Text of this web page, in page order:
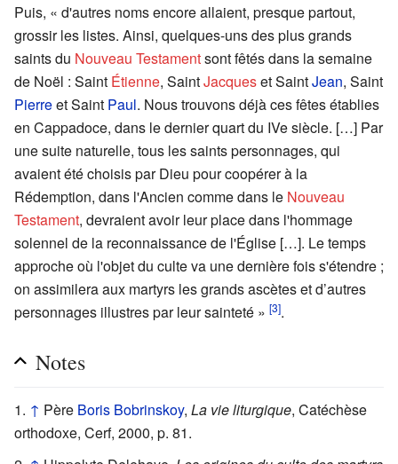
Puis, « d'autres noms encore allaient, presque partout,
grossir les listes. Ainsi, quelques-uns des plus grands
saints du Nouveau Testamentsont fêtés dans la semaine
de Noël : Saint Étienne, SaintJacqueset SaintJean, Saint
Pierreet Saint Paul. Nous trouvons déjà ces fêtes établies
en Cappadoce, dans le dernier quart du IVe siècle. […] Par
une suite naturelle, tous les saints personnages, qui
avaient été choisis par Dieu pour coopérer à la
Rédemption, dans l'Ancien comme dans le Nouveau
Testament, devraient avoir leur place dans l'hommage
solennel de la reconnaissance de l'Église […]. Le temps
approche où l'objet du culte va une dernière fois s'étendre ;
on assimilera aux martyrs les grands ascètes et d’autres
personnages illustres par leur sainteté » [3].
Notes
↑ Père Boris Bobrinskoy, La vie liturgique, Catéchèse
orthodoxe, Cerf, 2000, p. 81.